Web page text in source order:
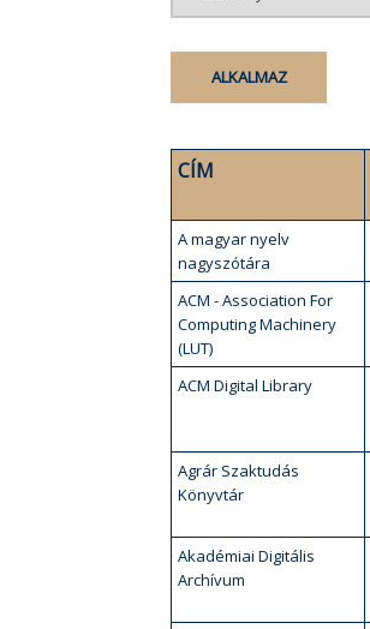
CÍM
A magyar nyelv
nagyszótára
ACM - Association For
Computing Machinery
(LUT)
ACM Digital Library
Agrár Szaktudás
Könyvtár
Akadémiai Digitális
Archívum